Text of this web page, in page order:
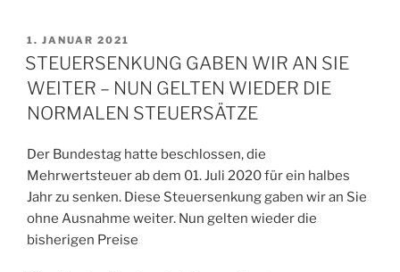
VERÖFFENTLICHT
AM
1. JANUAR 2021
STEUERSENKUNG GABEN WIR AN SIE
WEITER – NUN GELTEN WIEDER DIE
NORMALEN STEUERSÄTZE
Der Bundestag hatte beschlossen, die
Mehrwertsteuer ab dem 01. Juli 2020 für ein halbes
Jahr zu senken. Diese Steuersenkung gaben wir an Sie
ohne Ausnahme weiter. Nun gelten wieder die
bisherigen Preise